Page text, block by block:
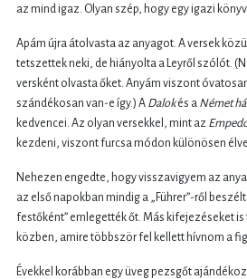
az mind igaz. Olyan szép, hogy egy igazi
Apám újra átolvasta az anyagot. A versek
tetszettek neki, de hiányolta a Leyről szólót.
versként olvasta őket. Anyám viszont
szándékosan van-e így.) A Dalokés a Német
kedvencei. Az olyan versekkel, mint az
kezdeni, viszont furcsa módon különösen
Nehezen engedte, hogy visszavigyem az
az első napokban mindig a „Führer”-ről
festőként” emlegették őt. Más kifejezéseket
közben, amire többször fel kellett hívnom a
Évekkel korábban egy üveg pezsgőt